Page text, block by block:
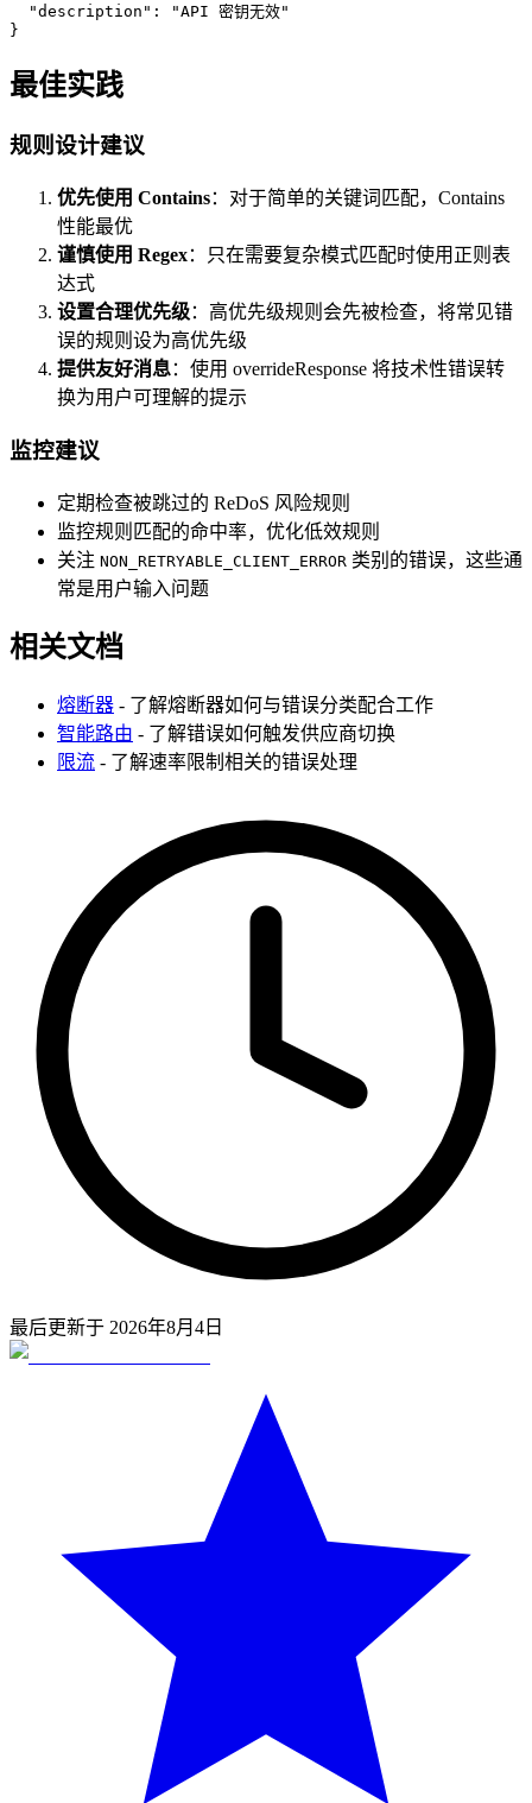
"description" :
"API 密钥无效"
}
最佳实践
规则设计建议
优先使用 Contains：对于简单的关键词匹配，Contains
性能最优
谨慎使用 Regex：只在需要复杂模式匹配时使用正则表
达式
设置合理优先级：高优先级规则会先被检查，将常见错
误的规则设为高优先级
提供友好消息：使用 overrideResponse 将技术性错误转
换为用户可理解的提示
监控建议
定期检查被跳过的 ReDoS 风险规则
监控规则匹配的命中率，优化低效规则
关注 NON_RETRYABLE_CLIENT_ERROR 类别的错误，这些通
常是用户输入问题
相关文档
熔断器 - 了解熔断器如何与错误分类配合工作
智能路由 - 了解错误如何触发供应商切换
限流 - 了解速率限制相关的错误处理
最后更新于 2026年8月4日